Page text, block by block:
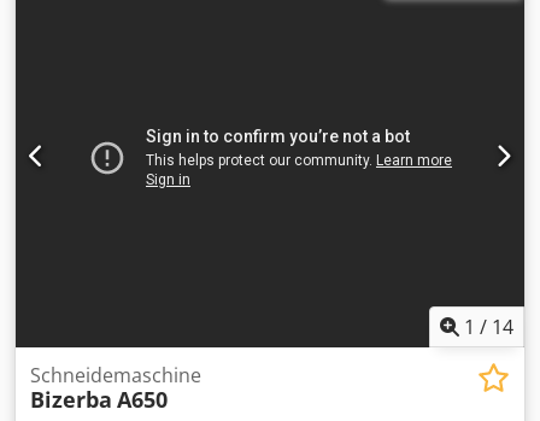
1 / 14
Schneidemaschine
Bizerba A650